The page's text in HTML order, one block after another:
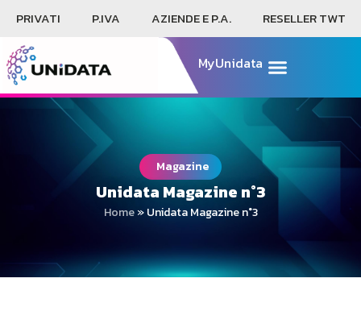
PRIVATI P.IVA AZIENDE E P.A. RESELLER TWT
MyUnidata
Magazine
Unidata Magazine n°3
Home»Unidata Magazine n°3